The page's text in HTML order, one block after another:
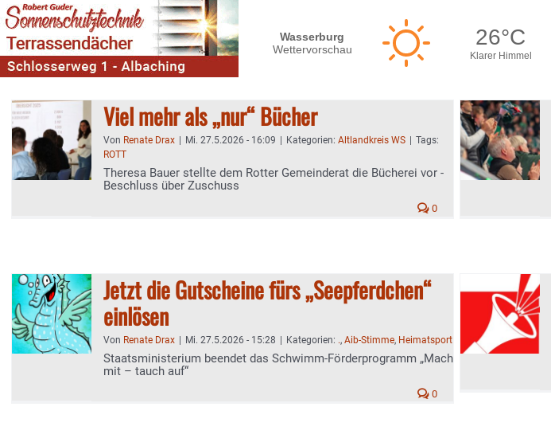
Viel mehr als „nur“ Bücher
Von Renate Drax Mi. 27.5.2026 - 16:09 Kategorien: Altlandkreis WS
Tags:
ROTT
Theresa Bauer stellte dem Rotter Gemeinderat die Bücherei vor -
Beschluss über Zuschuss
0
Jetzt die Gutscheine fürs „Seepferdchen“
einlösen
Von Renate Drax Mi. 27.5.2026 - 15:28 Kategorien: ., Aib-Stimme, Heimatsport
Staatsministerium beendet das Schwimm-Förderprogramm „Mach
mit – tauch auf“
0